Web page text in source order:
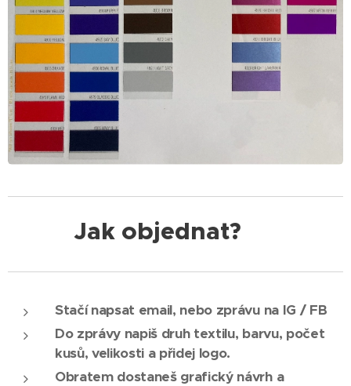
Jak objednat? 🛒
Stačí napsat email, nebo zprávu na IG / FB
Do zprávy napiš druh textilu, barvu, počet
kusů, velikosti a přidej logo.
Obratem dostaneš grafický návrh a